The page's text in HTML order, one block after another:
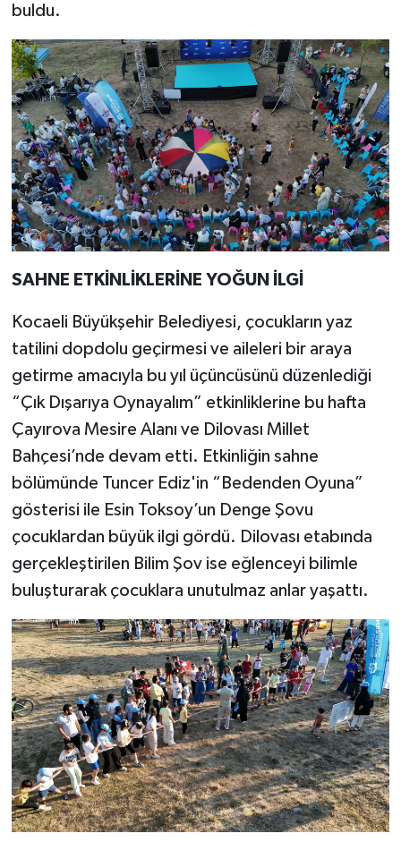
buldu.
SAHNE ETKİNLİKLERİNE YOĞUN İLGİ
Kocaeli Büyükşehir Belediyesi, çocukların yaz
tatilini dopdolu geçirmesi ve aileleri bir araya
getirme amacıyla bu yıl üçüncüsünü düzenlediği
“Çık Dışarıya Oynayalım” etkinliklerine bu hafta
Çayırova Mesire Alanı ve Dilovası Millet
Bahçesi’nde devam etti. Etkinliğin sahne
bölümünde Tuncer Ediz'in “Bedenden Oyuna”
gösterisi ile Esin Toksoy’un Denge Şovu
çocuklardan büyük ilgi gördü. Dilovası etabında
gerçekleştirilen Bilim Şov ise eğlenceyi bilimle
buluşturarak çocuklara unutulmaz anlar yaşattı.